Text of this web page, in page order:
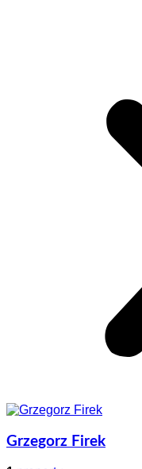
Grzegorz Firek